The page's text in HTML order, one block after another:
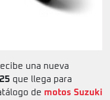
una nueva
que llega para
de motos Suzuki